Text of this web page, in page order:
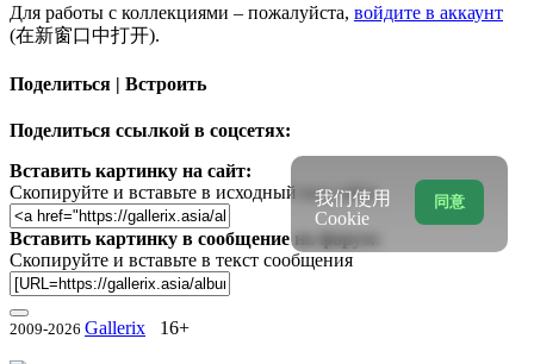
Для работы с коллекциями – пожалуйста, войдите в аккаунт
(在新窗口中打开).
Поделиться | Встроить
Поделиться ссылкой в соцсетях:
Вставить картинку на сайт:
Скопируйте и вставьте в исходный код сайта
Вставить картинку в сообщение на форум:
Скопируйте и вставьте в текст сообщения
2009-2026 Gallerix 16+
同意
我们使用
Cookie